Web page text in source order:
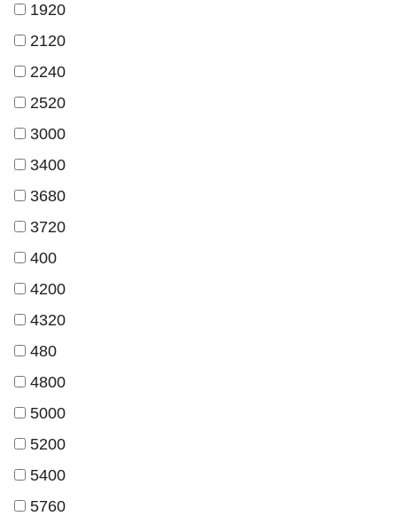
1920
2120
2240
2520
3000
3400
3680
3720
400
4200
4320
480
4800
5000
5200
5400
5760